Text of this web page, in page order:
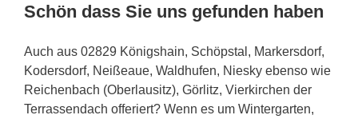
Schön dass Sie uns gefunden haben
Auch aus 02829 Königshain, Schöpstal, Markersdorf,
Kodersdorf, Neißeaue, Waldhufen, Niesky ebenso wie
Reichenbach (Oberlausitz), Görlitz, Vierkirchen der
Terrassendach offeriert? Wenn es um Wintergarten,